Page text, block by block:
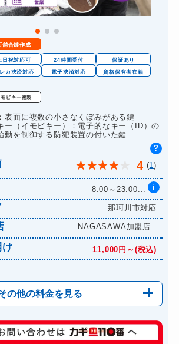
舗合鍵作成
日祝対応可 24時間受付
保証あり
カ決済対応 電子決済対応
資格保有者在籍
モビキー複製
面に複数の小さなくぼみがある鍵
ー（イモビキー）：電子的なキー（ID）の
動を制御する防犯装置の付いた鍵
★★★★ 4 (1)
8:00～23:00... i
那珂川市対応
NAGASAWA加盟店
?
け 11,000円～(税込)
の他の料金を見る
製 1000円(税込)～